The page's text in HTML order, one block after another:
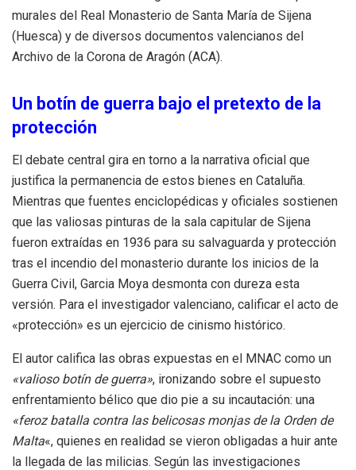
murales del Real Monasterio de Santa María de Sijena
(Huesca) y de diversos documentos valencianos del
Archivo de la Corona de Aragón (ACA).
Un botín de guerra bajo el pretexto de la
protección
El debate central gira en torno a la narrativa oficial que
justifica la permanencia de estos bienes en Cataluña.
Mientras que fuentes enciclopédicas y oficiales sostienen
que las valiosas pinturas de la sala capitular de Sijena
fueron extraídas en 1936 para su salvaguarda y protección
tras el incendio del monasterio durante los inicios de la
Guerra Civil, Garcia Moya desmonta con dureza esta
versión. Para el investigador valenciano, calificar el acto de
«protección» es un ejercicio de cinismo histórico.
El autor califica las obras expuestas en el MNAC como un
«valioso botín de guerra», ironizando sobre el supuesto
enfrentamiento bélico que dio pie a su incautación: una
«feroz batalla contra las belicosas monjas de la Orden de
Malta«, quienes en realidad se vieron obligadas a huir ante
la llegada de las milicias. Según las investigaciones